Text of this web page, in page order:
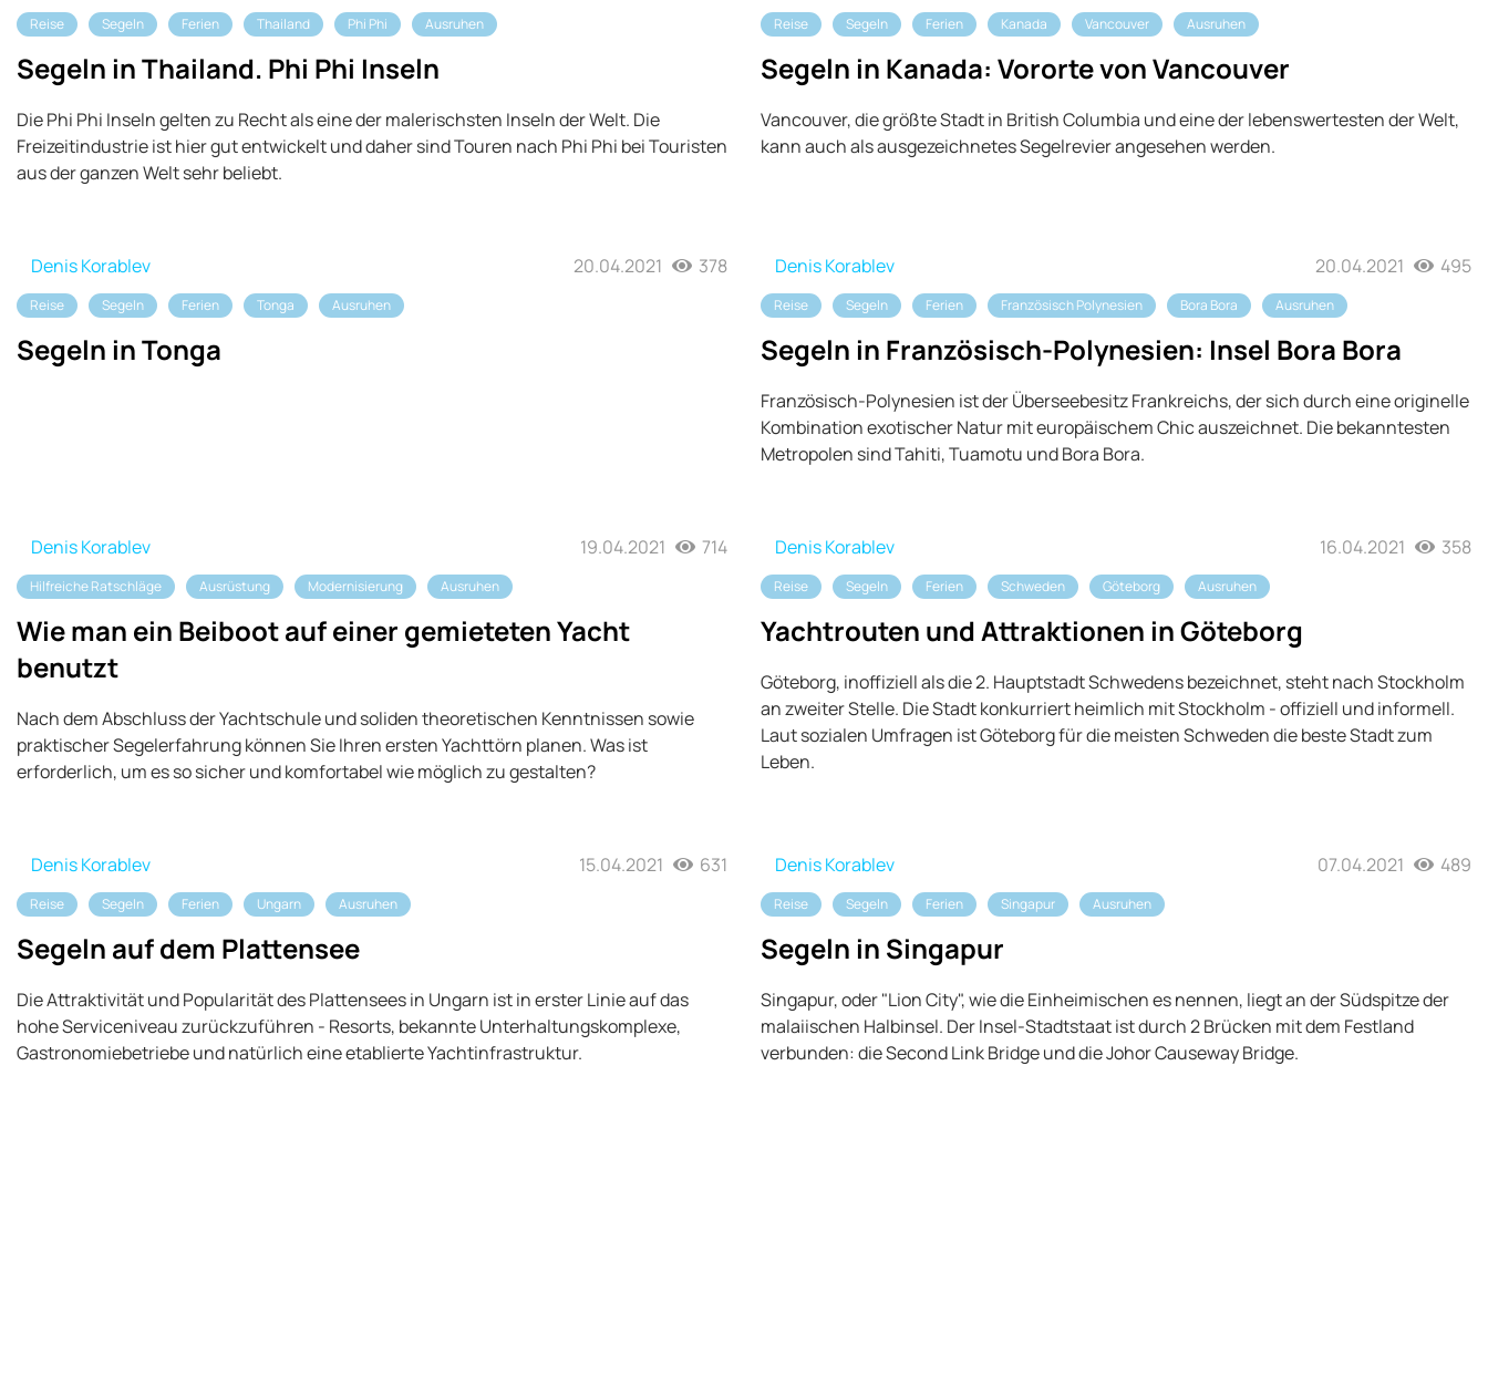
Reise Segeln Ferien Thailand Phi Phi Ausruhen
Segeln in Thailand. Phi Phi Inseln
Die Phi Phi Inseln gelten zu Recht als eine der malerischsten Inseln der Welt. Die
Freizeitindustrie ist hier gut entwickelt und daher sind Touren nach Phi Phi bei Touristen
aus der ganzen Welt sehr beliebt.
Reise Segeln Ferien Kanada Vancouver Ausruhen
Segeln in Kanada: Vororte von Vancouver
Vancouver, die größte Stadt in British Columbia und eine der lebenswertesten der Welt,
kann auch als ausgezeichnetes Segelrevier angesehen werden.
Denis Korablev 20.04.2021 378
Reise Segeln Ferien Tonga Ausruhen
Segeln in Tonga
Denis Korablev 20.04.2021 495
Reise Segeln Ferien Französisch Polynesien Bora Bora Ausruhen
Segeln in Französisch-Polynesien: Insel Bora Bora
Französisch-Polynesien ist der Überseebesitz Frankreichs, der sich durch eine originelle
Kombination exotischer Natur mit europäischem Chic auszeichnet. Die bekanntesten
Metropolen sind Tahiti, Tuamotu und Bora Bora.
Denis Korablev 19.04.2021 714
Hilfreiche Ratschläge Ausrüstung Modernisierung Ausruhen
Wie man ein Beiboot auf einer gemieteten Yacht
benutzt
Nach dem Abschluss der Yachtschule und soliden theoretischen Kenntnissen sowie
praktischer Segelerfahrung können Sie Ihren ersten Yachttörn planen. Was ist
erforderlich, um es so sicher und komfortabel wie möglich zu gestalten?
Denis Korablev 16.04.2021 358
Reise Segeln Ferien Schweden Göteborg Ausruhen
Yachtrouten und Attraktionen in Göteborg
Göteborg, inoffiziell als die 2. Hauptstadt Schwedens bezeichnet, steht nach Stockholm
an zweiter Stelle. Die Stadt konkurriert heimlich mit Stockholm - offiziell und informell.
Laut sozialen Umfragen ist Göteborg für die meisten Schweden die beste Stadt zum
Leben.
Denis Korablev 15.04.2021 631
Reise Segeln Ferien Ungarn Ausruhen
Segeln auf dem Plattensee
Die Attraktivität und Popularität des Plattensees in Ungarn ist in erster Linie auf das
hohe Serviceniveau zurückzuführen - Resorts, bekannte Unterhaltungskomplexe,
Gastronomiebetriebe und natürlich eine etablierte Yachtinfrastruktur.
Denis Korablev 07.04.2021 489
Reise Segeln Ferien Singapur Ausruhen
Segeln in Singapur
Singapur, oder "Lion City", wie die Einheimischen es nennen, liegt an der Südspitze der
malaiischen Halbinsel. Der Insel-Stadtstaat ist durch 2 Brücken mit dem Festland
verbunden: die Second Link Bridge und die Johor Causeway Bridge.